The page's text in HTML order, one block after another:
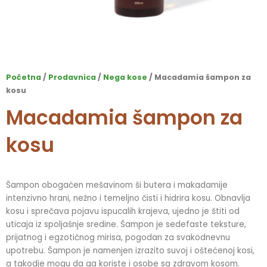
Početna/ Prodavnica/ Nega kose / Macadamia šampon za
kosu
Macadamia šampon za
kosu
Šampon obogaćen mešavinom ši butera i makadamije
intenzivno hrani, nežno i temeljno čisti i hidrira kosu. Obnavlja
kosu i sprečava pojavu ispucalih krajeva, ujedno je štiti od
uticaja iz spoljašnje sredine. Šampon je sedefaste teksture,
prijatnog i egzotičnog mirisa, pogodan za svakodnevnu
upotrebu. Šampon je namenjen izrazito suvoj i oštećenoj kosi,
a takodje mogu da ga koriste i osobe sa zdravom kosom.